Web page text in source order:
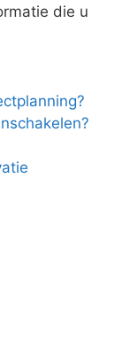
die u